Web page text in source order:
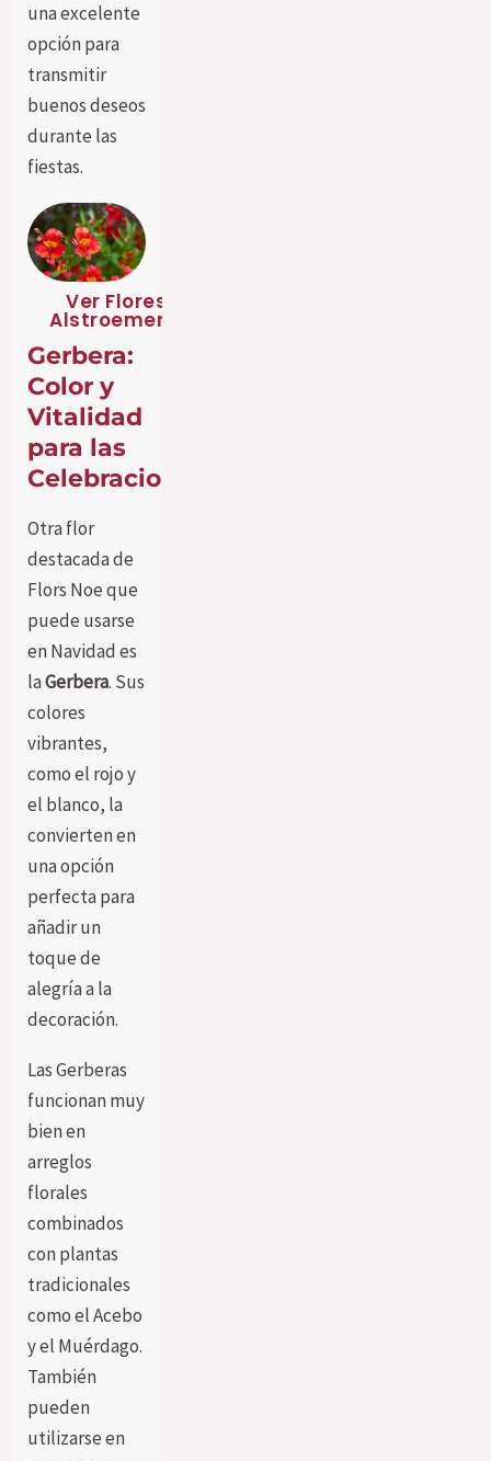
una excelente
opción para
transmitir
buenos deseos
durante las
fiestas.
Ver Flores
Alstroemeria
Gerbera:
Color y
Vitalidad
para las
Celebraciones
Otra flor
destacada de
Flors Noe que
puede usarse
en Navidad es
laGerbera. Sus
colores
vibrantes,
como el rojo y
el blanco, la
convierten en
una opción
perfecta para
añadir un
toque de
alegría a la
decoración.
Las Gerberas
funcionan muy
bien en
arreglos
florales
combinados
con plantas
tradicionales
como el Acebo
y el Muérdago.
También
pueden
utilizarse en